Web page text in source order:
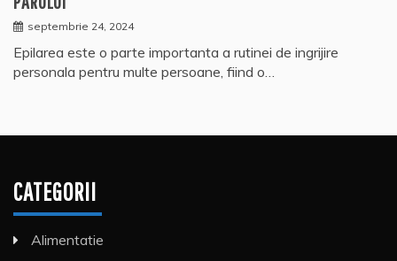
septembrie 24, 2024
Epilarea este o parte importanta a rutinei de ingrijire
personala pentru multe persoane, fiind o…
CATEGORII
Alimentatie